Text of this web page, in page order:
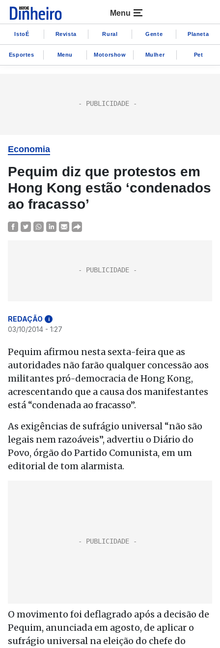
Menu
IstoÉ Revista Rural Gente Planeta
Esportes Menu Motorshow Mulher Pet
Economia
Pequim diz que protestos em
Hong Kong estão ‘condenados
ao fracasso’
REDAÇÃO i
03/10/2014 - 1:27
Pequim afirmou nesta sexta-feira que as
autoridades não farão qualquer concessão aos
militantes pró-democracia de Hong Kong,
acrescentando que a causa dos manifestantes
está “condenada ao fracasso”.
As exigências de sufrágio universal “não são
legais nem razoáveis”, advertiu o Diário do
Povo, órgão do Partido Comunista, em um
editorial de tom alarmista.
O movimento foi deflagrado após a decisão de
Pequim, anunciada em agosto, de aplicar o
sufrágio universal na eleição do chefe do